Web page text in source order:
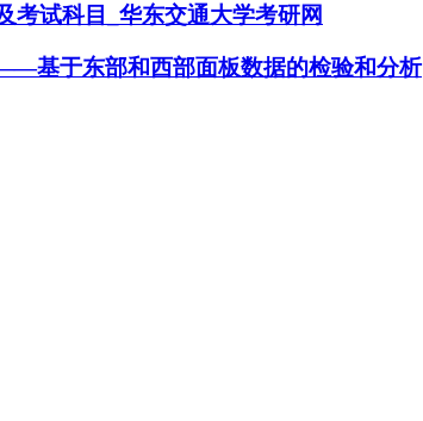
考试科目_华东交通大学考研网
基于东部和西部面板数据的检验和分析